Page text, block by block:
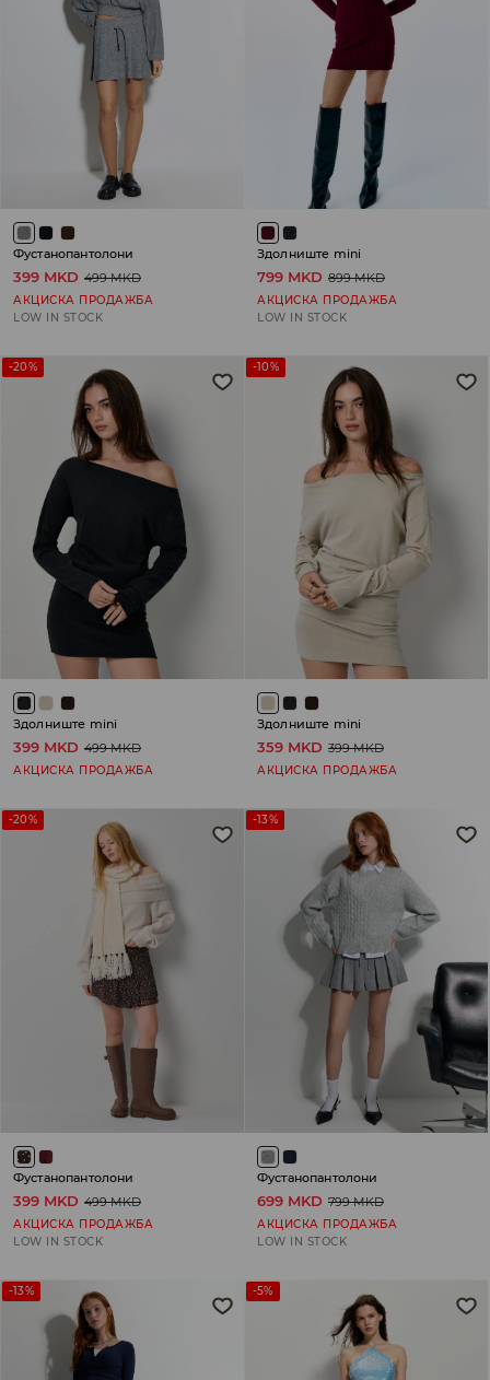
Фустанопантолони
399 MKD 499 MKD
АКЦИСКА ПРОДАЖБА
LOW IN STOCK
Здолниште mini
799 MKD 899 MKD
АКЦИСКА ПРОДАЖБА
LOW IN STOCK
-20%
Здолниште mini
399 MKD 499 MKD
АКЦИСКА ПРОДАЖБА
-10%
Здолниште mini
359 MKD 399 MKD
АКЦИСКА ПРОДАЖБА
-20%
Фустанопантолони
399 MKD 499 MKD
АКЦИСКА ПРОДАЖБА
LOW IN STOCK
-13%
Фустанопантолони
699 MKD 799 MKD
АКЦИСКА ПРОДАЖБА
LOW IN STOCK
-13% -5%